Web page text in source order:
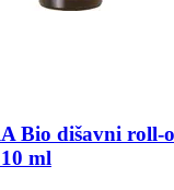
Bio dišavni roll-​
ml